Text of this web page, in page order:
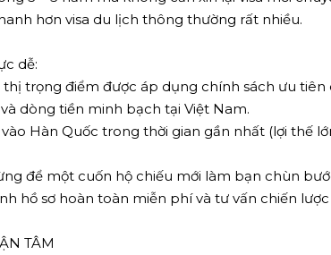
hơn visa du lịch thông thường rất nhiều.
dễ:
trọng điểm được áp dụng chính sách ưu tiên
dòng tiền minh bạch tại Việt Nam.
Hàn Quốc trong thời gian gần nhất (lợi thế
để một cuốn hộ chiếu mới làm bạn chùn
hồ sơ hoàn toàn miễn phí và tư vấn chiến
TÂM